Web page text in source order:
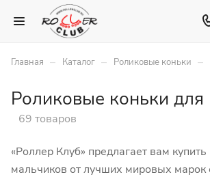
Главная – Каталог – Роликовые коньки –
Роликовые коньки для
69 товаров
«Роллер Клуб» предлагает вам
мальчиков от лучших мировых марок